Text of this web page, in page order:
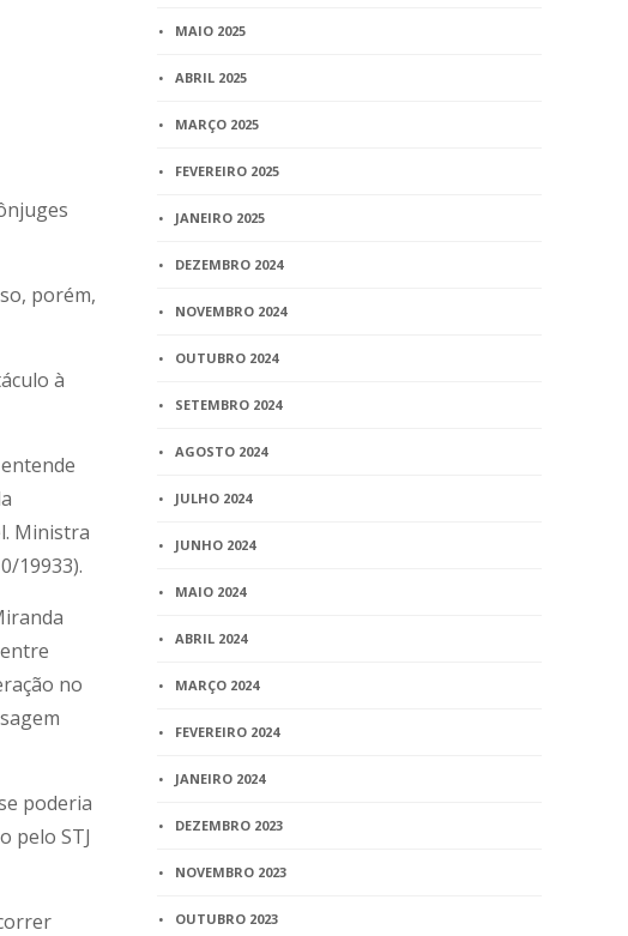
porém,
à
Ministra
19933).
no
poderia
pelo STJ
MAIO 2025
ABRIL 2025
MARÇO 2025
FEVEREIRO 2025
JANEIRO 2025
DEZEMBRO 2024
NOVEMBRO 2024
OUTUBRO 2024
SETEMBRO 2024
AGOSTO 2024
JULHO 2024
JUNHO 2024
MAIO 2024
ABRIL 2024
MARÇO 2024
FEVEREIRO 2024
JANEIRO 2024
DEZEMBRO 2023
NOVEMBRO 2023
OUTUBRO 2023